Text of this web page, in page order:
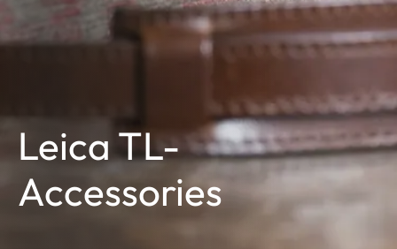
Leica TL-
Accessories